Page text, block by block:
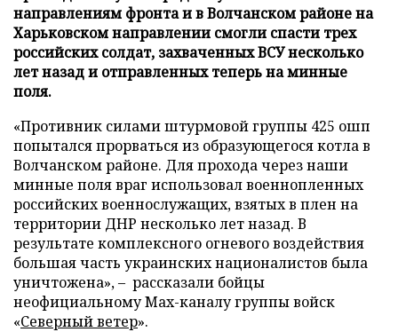
направлениям фронта и в Волчанском районе на
Харьковском направлении смогли спасти трех
российских солдат, захваченных ВСУ несколько
лет назад и отправленных теперь на минные
поля.
«Противник силами штурмовой группы 425 ошп
попытался прорваться из образующегося котла в
Волчанском районе. Для прохода через наши
минные поля враг использовал военнопленных
российских военнослужащих, взятых в плен на
территории ДНР несколько лет назад. В
результате комплексного огневого воздействия
большая часть украинских националистов была
уничтожена», – рассказали бойцы
неофициальному Max-каналу группы войск
«Северный ветер».